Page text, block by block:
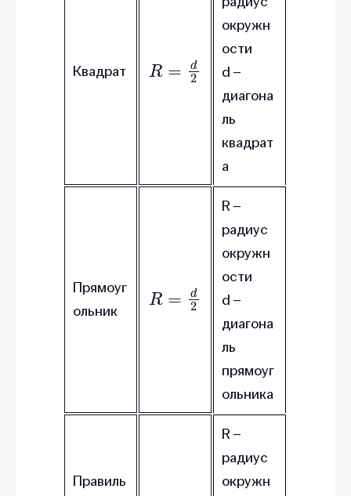
Квадрат R= 2
окружн
ости
d –
диагона
ль
квадрат
а
Прямоуг
ольник
R= 2
R –
радиус
окружн
ости
d –
диагона
ль
прямоуг
ольника
Правиль
R –
радиус
окружн